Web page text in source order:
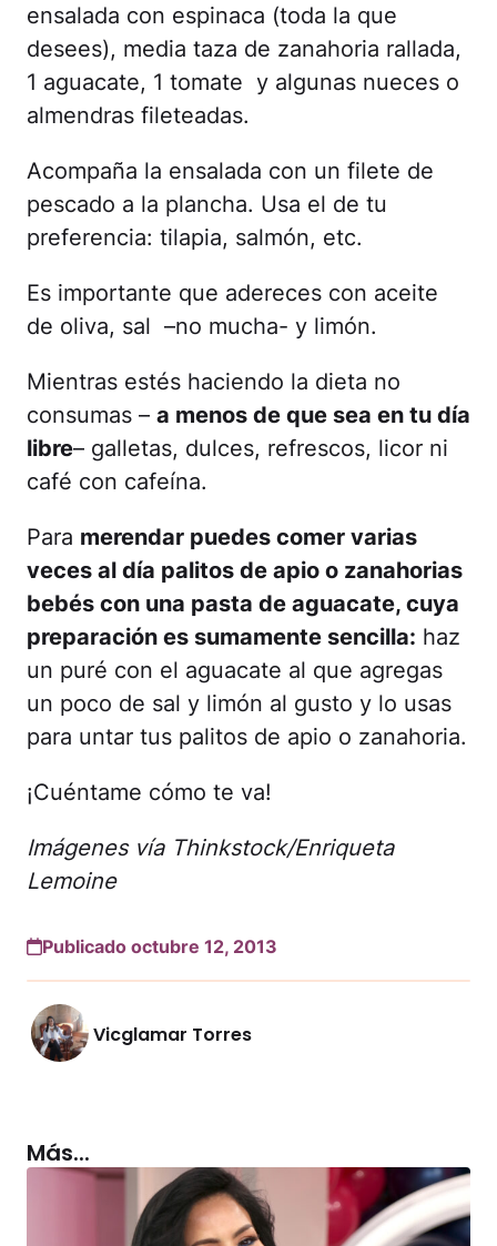
ensalada con espinaca (toda la que
desees), media taza de zanahoria rallada,
1 aguacate, 1 tomate y algunas nueces o
almendras fileteadas.
Acompaña la ensalada con un filete de
pescado a la plancha. Usa el de tu
preferencia: tilapia, salmón, etc.
Es importante que adereces con aceite
de oliva, sal –no mucha- y limón.
Mientras estés haciendo la dieta no
consumas – a menos de que sea en tu día
libre– galletas, dulces, refrescos, licor ni
café con cafeína.
Para merendar puedes comer varias
veces al día palitos de apio o zanahorias
bebés con una pasta de aguacate, cuya
preparación es sumamente sencilla: haz
un puré con el aguacate al que agregas
un poco de sal y limón al gusto y lo usas
para untar tus palitos de apio o zanahoria.
¡Cuéntame cómo te va!
Imágenes vía Thinkstock/Enriqueta
Lemoine
Publicado octubre 12, 2013
Vicglamar Torres
Más...